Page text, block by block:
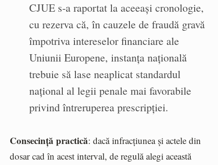
CJUE s-a raportat la aceeași cronologie,
cu rezerva că, în cauzele de fraudă gravă
împotriva intereselor financiare ale
Uniunii Europene, instanța națională
trebuie să lase neaplicat standardul
național al legii penale mai favorabile
privind întreruperea prescripției.
Consecință practică: dacă infracțiunea și actele din
dosar cad în acest interval, de regulă alegi această